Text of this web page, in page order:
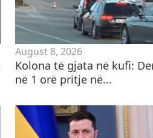
August 8, 2026
Kolona të gjata në kufi:
në 1 orë pritje në...